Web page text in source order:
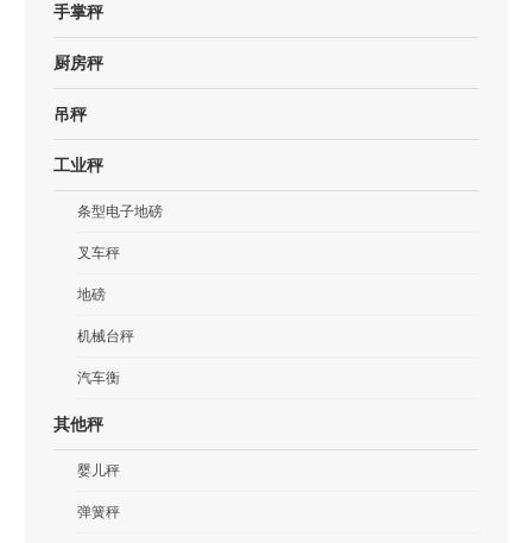
手掌秤
厨房秤
吊秤
工业秤
条型电子地磅
叉车秤
地磅
机械台秤
汽车衡
其他秤
婴儿秤
弹簧秤